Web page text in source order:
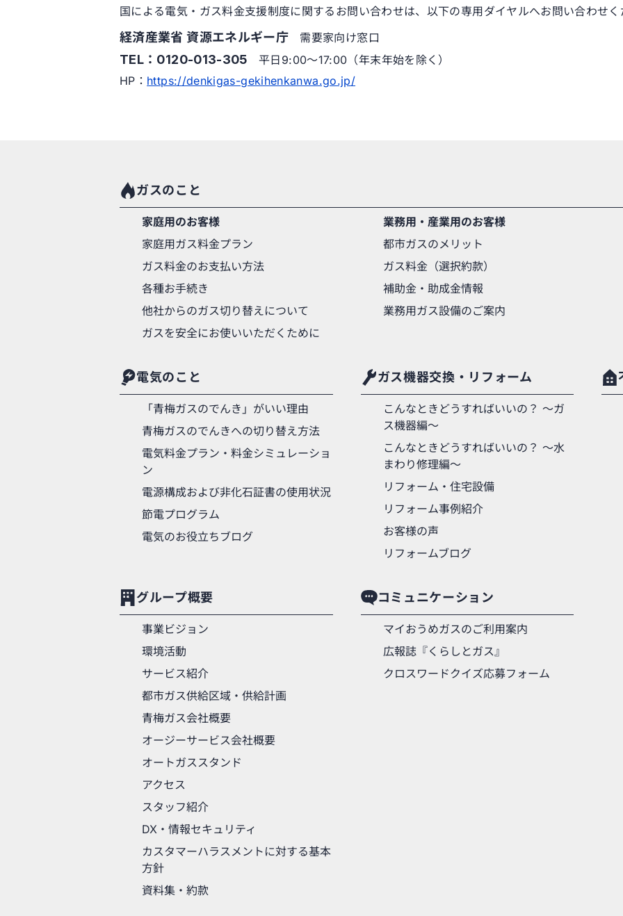
国による電気・ガス料金支援制度に関するお問い合わせは、以下の専用ダイヤルへお問い合わせ
経済産業省 資源エネルギー庁 需要家向け窓口
TEL：0120-013-305 平日9:00～17:00（年末年始を除く）
HP： https://denkigas-gekihenkanwa.go.jp/
ガスのこと
家庭用のお客様
家庭用ガス料金プラン
ガス料金のお支払い方法
各種お手続き
他社からのガス切り替えについて
ガスを安全にお使いいただくために
業務用・産業用のお客様
都市ガスのメリット
ガス料金（選択約款）
補助金・助成金情報
業務用ガス設備のご案内
電気のこと
「青梅ガスのでんき」がいい理由
青梅ガスのでんきへの切り替え方法
電気料金プラン・料金シミュレーショ
ン
電源構成および非化石証書の使用状況
節電プログラム
電気のお役立ちブログ
ガス機器交換・リフォーム
こんなときどうすればいいの？ 〜ガ
ス機器編〜
こんなときどうすればいいの？ 〜水
まわり修理編〜
リフォーム・住宅設備
リフォーム事例紹介
お客様の声
リフォームブログ
グループ概要
事業ビジョン
環境活動
サービス紹介
都市ガス供給区域・供給計画
青梅ガス会社概要
オージーサービス会社概要
オートガススタンド
アクセス
スタッフ紹介
DX・情報セキュリティ
カスタマーハラスメントに対する基本
方針
資料集・約款
コミュニケーション
マイおうめガスのご利用案内
広報誌『くらしとガス』
クロスワードクイズ応募フォーム